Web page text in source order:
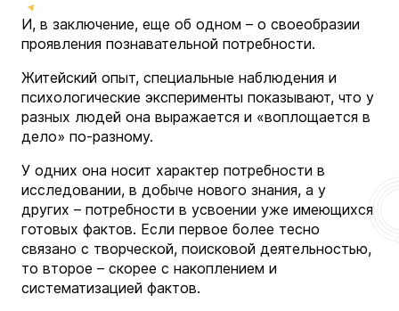
И, в заключение, еще об одном – о своеобразии
проявления познавательной потребности.
Житейский опыт, специальные наблюдения и
психологические эксперименты показывают, что у
разных людей она выражается и «воплощается в
дело» по-разному.
У одних она носит характер потребности в
исследовании, в добыче нового знания, а у
других – потребности в усвоении уже имеющихся
готовых фактов. Если первое более тесно
связано с творческой, поисковой деятельностью,
то второе – скорее с накоплением и
систематизацией фактов.